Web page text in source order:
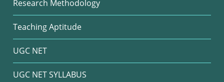
Research Methodology
Teaching Aptitude
UGC NET
UGC NET SYLLABUS